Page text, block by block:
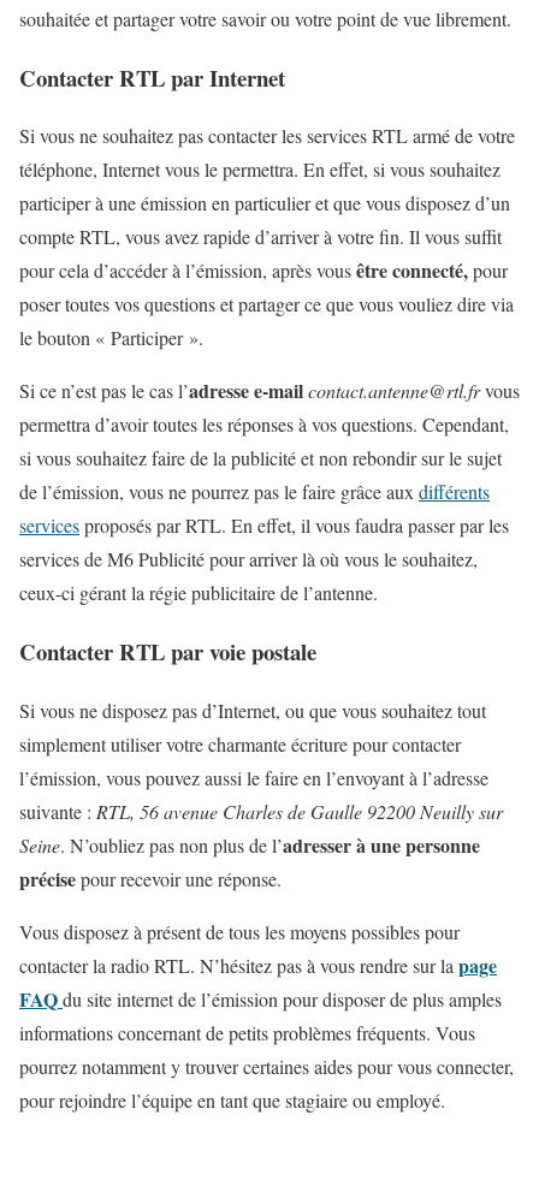
souhaitée et partager votre savoir ou votre point de vue librement.
Contacter RTL par Internet
Si vous ne souhaitez pas contacter les services RTL armé de votre
téléphone, Internet vous le permettra. En effet, si vous souhaitez
participer à une émission en particulier et que vous disposez d’un
compte RTL, vous avez rapide d’arriver à votre fin. Il vous suffit
pour cela d’accéder à l’émission, après vousêtre connecté,pour
poser toutes vos questions et partager ce que vous vouliez dire via
le bouton « Participer ».
Si ce n’est pas le cas l’adresse e-mailcontact.antenne@rtl.frvous
permettra d’avoir toutes les réponses à vos questions. Cependant,
si vous souhaitez faire de la publicité et non rebondir sur le sujet
de l’émission, vous ne pourrez pas le faire grâce auxdifférents
servicesproposés par RTL. En effet, il vous faudra passer par les
services de M6 Publicité pour arriver là où vous le souhaitez,
ceux-ci gérant la régie publicitaire de l’antenne.
Contacter RTL par voie postale
Si vous ne disposez pas d’Internet, ou que vous souhaitez tout
simplement utiliser votre charmante écriture pour contacter
l’émission, vous pouvez aussi le faire en l’envoyant à l’adresse
suivante : RTL, 56 avenue Charles de Gaulle 92200 Neuilly sur
Seine. N’oubliez pas non plus de l’adresser à une personne
précisepour recevoir une réponse.
Vous disposez à présent de tous les moyens possibles pour
contacter la radio RTL. N’hésitez pas à vous rendre sur la page
FAQdu site internet de l’émission pour disposer de plus amples
informations concernant de petits problèmes fréquents. Vous
pourrez notamment y trouver certaines aides pour vous connecter,
pour rejoindre l’équipe en tant que stagiaire ou employé.